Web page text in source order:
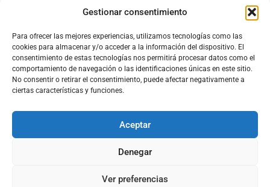
Gestionar consentimiento
Para ofrecer las mejores experiencias, utilizamos tecnologías como las
cookies para almacenar y/o acceder a la información del dispositivo. El
consentimiento de estas tecnologías nos permitirá procesar datos como el
comportamiento de navegación o las identificaciones únicas en este sitio.
No consentir o retirar el consentimiento, puede afectar negativamente a
ciertas características y funciones.
Aceptar
Denegar
Ver preferencias